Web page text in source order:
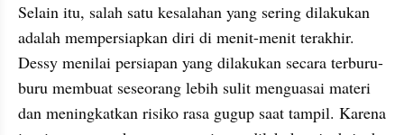
Selain itu, salah satu kesalahan yang sering dilakukan
adalah mempersiapkan diri di menit-menit terakhir.
Dessy menilai persiapan yang dilakukan secara terburu-
buru membuat seseorang lebih sulit menguasai materi
dan meningkatkan risiko rasa gugup saat tampil. Karena